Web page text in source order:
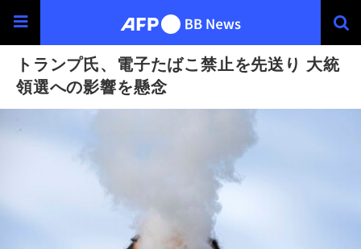
トランプ氏、電子たばこ禁止を先送り 大統
領選への影響を懸念